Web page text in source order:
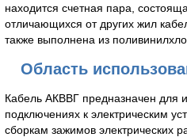
находится счетная пара,
отличающихся от других жил
также выполнена из
Область
Кабель АКВВГ предназначен для
подключениях к электрическим
сборкам зажимов электрических